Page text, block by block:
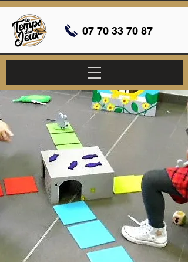
07 70 33 70 87